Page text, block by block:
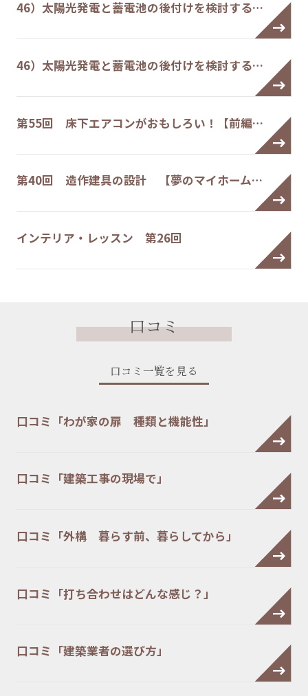
46）太陽光発電と蓄電池の後付けを検討する…
46）太陽光発電と蓄電池の後付けを検討する…
第55回 床下エアコンがおもしろい！【前編…
第40回 造作建具の設計 【夢のマイホーム…
インテリア・レッスン 第26回
口コミ
口コミ一覧を見る
口コミ「わが家の扉 種類と機能性」
口コミ「建築工事の現場で」
口コミ「外構 暮らす前、暮らしてから」
口コミ「打ち合わせはどんな感じ？」
口コミ「建築業者の選び方」